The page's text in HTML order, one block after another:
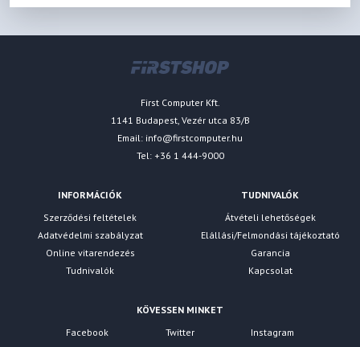
First Computer Kft.
1141 Budapest, Vezér utca 83/B
Email: info@firstcomputer.hu
Tel: +36 1 444-9000
INFORMÁCIÓK
Szerződési feltételek
Adatvédelmi szabályzat
Online vitarendezés
Tudnivalók
TUDNIVALÓK
Átvételi lehetőségek
Elállási/Felmondási tájékoztató
Garancia
Kapcsolat
KÖVESSEN MINKET
Facebook
Twitter Instagram